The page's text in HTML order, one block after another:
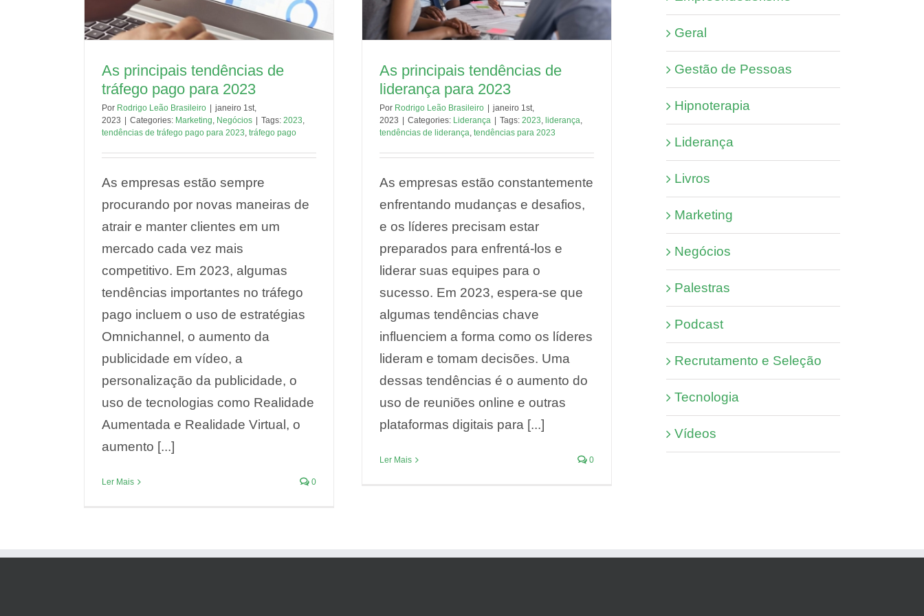
As principais tendências de
tráfego pago para 2023
Por Rodrigo Leão Brasileiro
janeiro 1st,
2023
Categories: Marketing, Negócios Tags: 2023,
tendências de tráfego pago para 2023, tráfego pago
As empresas estão sempre
procurando por novas maneiras de
atrair e manter clientes em um
mercado cada vez mais
competitivo. Em 2023, algumas
tendências importantes no tráfego
pago incluem o uso de estratégias
Omnichannel, o aumento da
publicidade em vídeo, a
personalização da publicidade, o
uso de tecnologias como Realidade
Aumentada e Realidade Virtual, o
aumento [...]
Ler Mais 0
As principais tendências de
liderança para 2023
Por Rodrigo Leão Brasileiro
janeiro 1st,
2023
Categories: Liderança Tags: 2023, liderança,
tendências de liderança, tendências para 2023
As empresas estão constantemente
enfrentando mudanças e desafios,
e os líderes precisam estar
preparados para enfrentá-los e
liderar suas equipes para o
sucesso. Em 2023, espera-se que
algumas tendências chave
influenciem a forma como os líderes
lideram e tomam decisões. Uma
dessas tendências é o aumento do
uso de reuniões online e outras
plataformas digitais para [...]
Ler Mais 0
Geral
Gestão de Pessoas
Hipnoterapia
Liderança
Livros
Marketing
Negócios
Palestras
Podcast
Recrutamento e Seleção
Tecnologia
Vídeos